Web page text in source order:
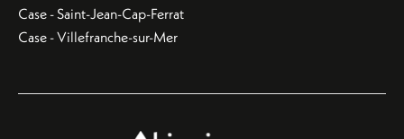
Case - Saint-Jean-Cap-Ferrat
Case - Villefranche-sur-Mer